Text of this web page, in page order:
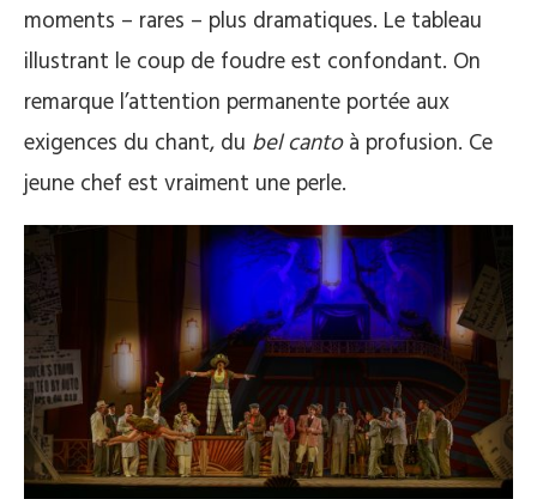
moments – rares – plus dramatiques. Le tableau
illustrant le coup de foudre est confondant. On
remarque l’attention permanente portée aux
exigences du chant, du bel cantoà profusion. Ce
jeune chef est vraiment une perle.